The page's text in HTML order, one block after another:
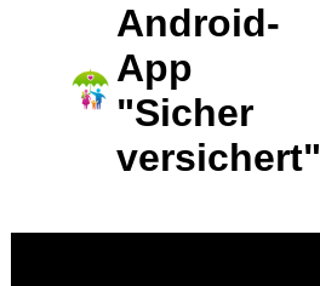
Android-
App
"Sicher
versichert"